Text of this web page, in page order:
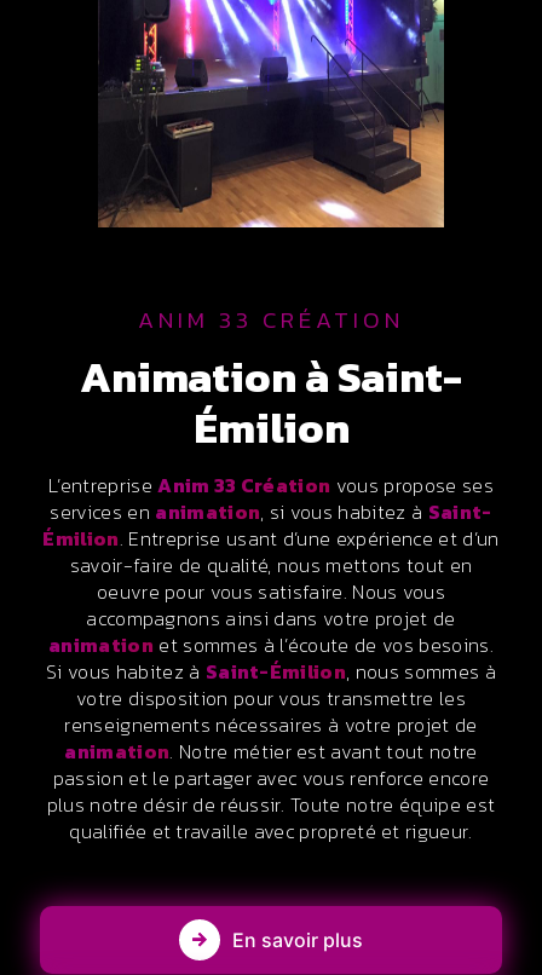
ANIM 33 CRÉATION
animation à Saint-
Émilion
L’entrepriseAnim 33 Création vous propose ses
services en animation, si vous habitez à Saint-
Émilion. Entreprise usant d’une expérience et d’un
savoir-faire de qualité, nous mettons tout en
oeuvre pour vous satisfaire. Nous vous
accompagnons ainsi dans votre projet de
animation et sommes à l’écoute de vos besoins.
Si vous habitez à Saint-Émilion, nous sommes à
votre disposition pour vous transmettre les
renseignements nécessaires à votre projet de
animation. Notre métier est avant tout notre
passion et le partager avec vous renforce encore
plus notre désir de réussir. Toute notre équipe est
qualifiée et travaille avec propreté et rigueur.
En savoir plus